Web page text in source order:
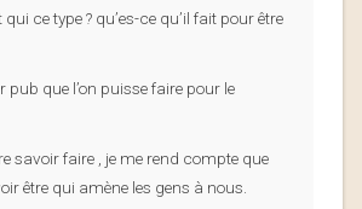
qui ce type ? qu’es-ce qu’il fait pour être
pub que l’on puisse faire pour le
savoir faire , je me rend compte que
être qui amène les gens à nous.